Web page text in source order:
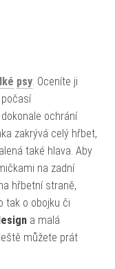
psy. Oceníte ji
počasí
ochrání
zakrývá celý hřbet,
také hlava. Aby
na zadní
hřbetní straně,
tak o obojku či
a malá
můžete prát